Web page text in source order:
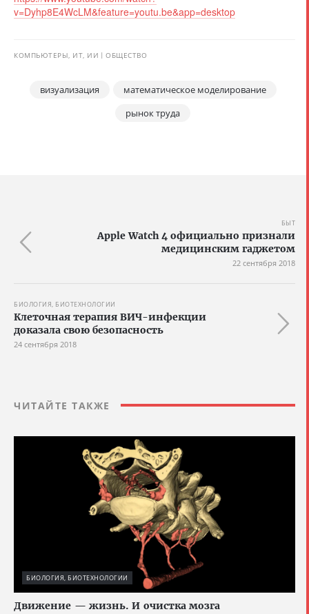
v=Dyhp8E4WcLM&feature=youtu.be&app=desktop
КОМПЬЮТЕРЫ, ИТ, ИИ ОБЩЕСТВО
визуализация
математическое моделирование
рынок труда
БЫТ
Apple Watch 4 официально признали
медицинским гаджетом
22 сентября 2018
БИОЛОГИЯ, БИОТЕХНОЛОГИИ
Клеточная терапия ВИЧ-инфекции
доказала свою безопасность
24 сентября 2018
ЧИТАЙТЕ ТАКЖЕ
БИОЛОГИЯ, БИОТЕХНОЛОГИИ
Движение — жизнь. И очистка мозга